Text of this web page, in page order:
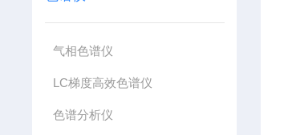
气相色谱仪
LC梯度高效色谱仪
色谱分析仪